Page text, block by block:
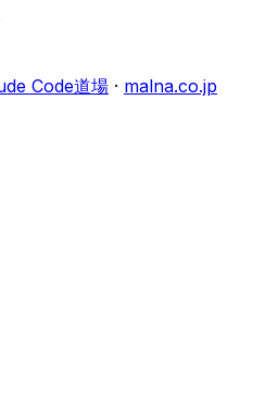
Code道場 · malna.co.jp